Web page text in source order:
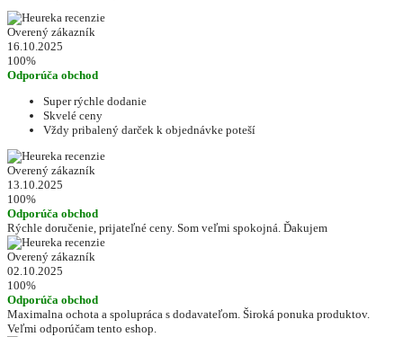
Overený zákazník
16.10.2025
100%
Odporúča obchod
Super rýchle dodanie
Skvelé ceny
Vždy pribalený darček k objednávke poteší
Overený zákazník
13.10.2025
100%
Odporúča obchod
Rýchle doručenie, prijateľné ceny. Som veľmi spokojná. Ďakujem
Overený zákazník
02.10.2025
100%
Odporúča obchod
Maximalna ochota a spolupráca s dodavateľom. Široká ponuka produktov.
Veľmi odporúčam tento eshop.